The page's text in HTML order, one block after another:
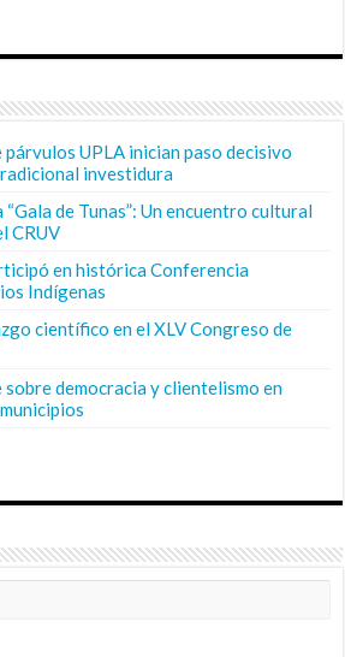
UPLA inician paso decisivo
investidura
de Tunas”: Un encuentro cultural
CRUV
en histórica Conferencia
Indígenas
científico en el XLV Congreso de
democracia y clientelismo en